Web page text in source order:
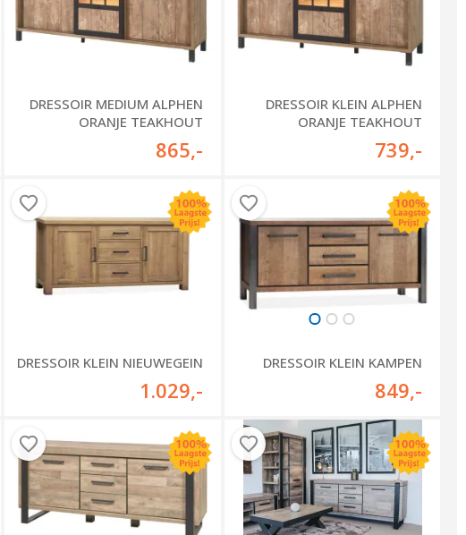
DRESSOIR MEDIUM ALPHEN
ORANJE TEAKHOUT
865,-
DRESSOIR KLEIN ALPHEN
ORANJE TEAKHOUT
739,-
DRESSOIR KLEIN NIEUWEGEIN
1.029,-
DRESSOIR KLEIN KAMPEN
849,-